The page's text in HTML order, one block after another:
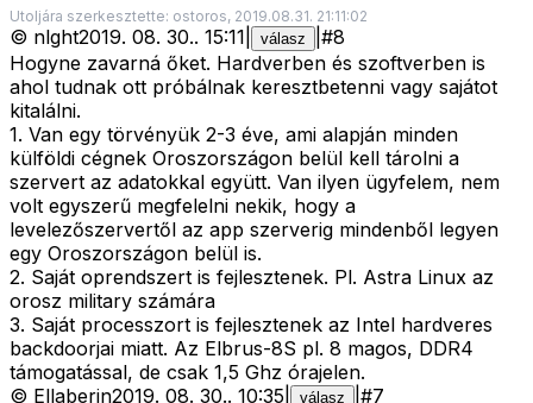
Utoljára szerkesztette: ostoros, 2019.08.31. 21:11:02
© nlght2019. 08. 30.. 15:11 válasz #8
Hogyne zavarná őket. Hardverben és szoftverben is
ahol tudnak ott próbálnak keresztbetenni vagy sajátot
kitalálni.
1. Van egy törvényük 2-3 éve, ami alapján minden
külföldi cégnek Oroszországon belül kell tárolni a
szervert az adatokkal együtt. Van ilyen ügyfelem, nem
volt egyszerű megfelelni nekik, hogy a
levelezőszervertől az app szerverig mindenből legyen
egy Oroszországon belül is.
2. Saját oprendszert is fejlesztenek. Pl. Astra Linux az
orosz military számára
3. Saját processzort is fejlesztenek az Intel hardveres
backdoorjai miatt. Az Elbrus-8S pl. 8 magos, DDR4
támogatással, de csak 1,5 Ghz órajelen.
© Ellaberin2019. 08. 30.. 10:35 válasz #7